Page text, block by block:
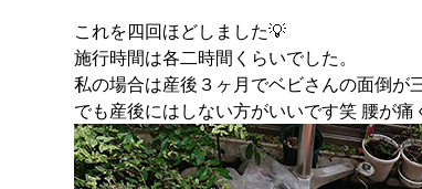
これを四回ほどしました💡
施行時間は各二時間くらいでした。
私の場合は産後３ヶ月でベビさんの面倒が
でも産後にはしない方がいいです笑 腰が痛